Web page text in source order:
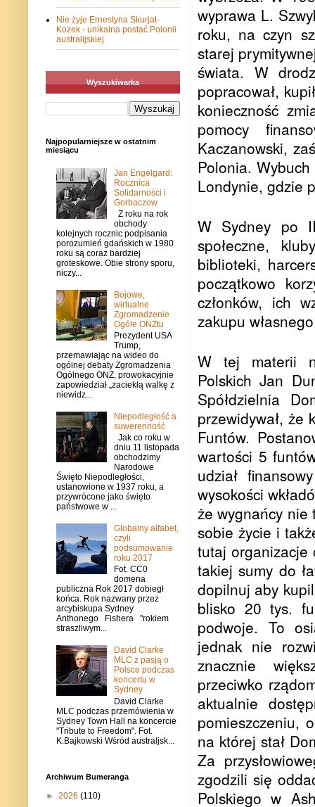
wyprawa L.
roku, na czyn
starej
świata. W
popracował,
konieczność
pomocy
Kaczanowski,
Polonia.
Londynie, gdzie
W Sydney po II
społeczne,
biblioteki,
początkowo
członków, ich
zakupu
W tej materii
Polskich Jan
Spółdzielnia
przewidywał, że
Funtów.
wartości 5
udział
wysokości
że wygnańcy
sobie życie i
tutaj organizacje
takiej sumy do
dopilnuj aby
blisko 20 tys.
podwoje. To
jednak nie
znacznie
przeciwko
aktualnie
pomieszczeniu,
na której stał
Za
zgodzili się
Polskiego w
Nie żyje Ernestyna Skurjat-
Kozek - unikalna postać Polonii
australijskiej
Wyszukiwarka
Najpopularniejsze w ostatnim
miesiącu
Jan Engelgard:
Rocznica
Solidarności i
Gorbaczow
Z roku na rok
obchody
kolejnych rocznic podpisania
porozumień gdańskich w 1980
roku są coraz bardziej
groteskowe. Obie strony sporu,
niczy...
Bojowe,
wirtualne
Zgromadzenie
Ogóle ONZtu
Prezydent USA
Trump,
przemawiając na wideo do
ogólnej debaty Zgromadzenia
Ogólnego ONZ, prowokacyjnie
zapowiedział „zaciekłą walkę z
niewidz...
Niepodległość a
suwerenność
Jak co roku w
dniu 11 listopada
obchodzimy
Narodowe
Święto Niepodległości,
ustanowione w 1937 roku, a
przywrócone jako święto
państwowe w ...
Globalny alfabet,
czyli
podsumowanie
roku 2017
Fot. CC0
domena
publiczna Rok 2017 dobiegł
końca. Rok nazwany przez
arcybiskupa Sydney
Anthonego Fishera "rokiem
straszliwym...
David Clarke
MLC z pasją o
Polsce podczas
koncertu w
Sydney
David Clarke
MLC podczas przemówienia w
Sydney Town Hall na koncercie
"Tribute to Freedom". Fot.
K.Bajkowski Wśród australjsk...
Archiwum Bumeranga
► 2026 (110)